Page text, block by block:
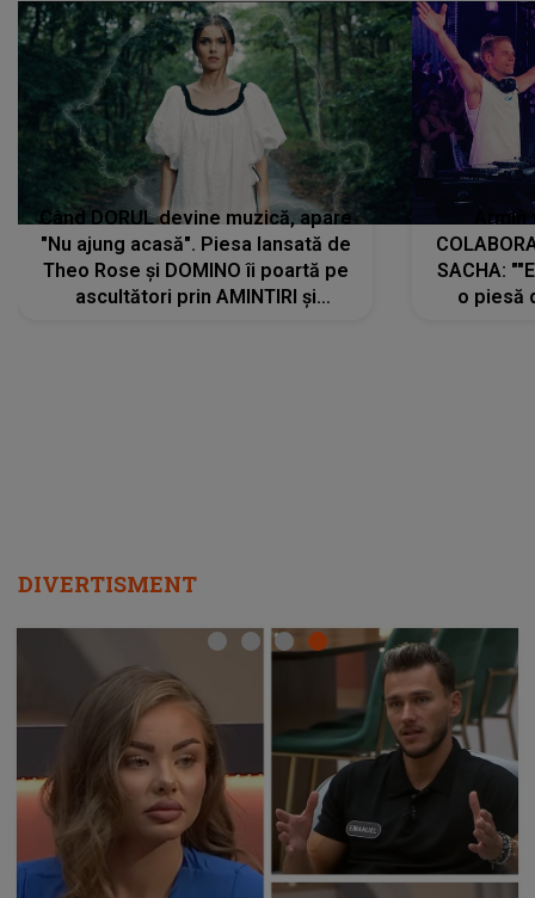
Când DORUL devine muzică, apare
"Nu ajung acasă". Piesa lansată de
Theo Rose și DOMINO îi poartă pe
ascultători prin AMINTIRI și
SACHA:
o piesă
DIVERTISMENT